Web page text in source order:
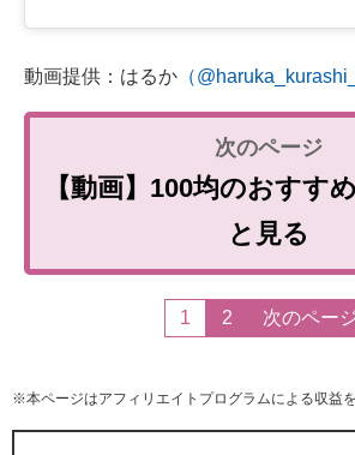
動画提供：はるか （@haruka_kurashi_
【動画】100均のおすす
と見る
1 2 次のペー
※本ページはアフィリエイトプログラムによる収益